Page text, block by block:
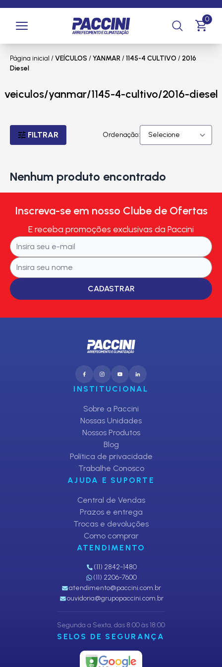
0
Página inicial /VEÍCULOS /YANMAR/1145-4 CULTIVO / 2016
Diesel
veiculos/yanmar/1145-4-cultivo/2016-diesel
FILTRAR Ordenação:
Nenhum produto encontrado
Inscreva-se em nosso Clube de Ofertas
E receba promoções exclusivas da Paccini
CADASTRAR
INSTITUCIONAL
Sobre a Paccini
Nossas Unidades
Nossos Produtos
Blog
Política de privacidade
Trabalhe Conosco
AJUDA E SUPORTE
Central de Vendas
Prazos e entrega
Trocas e devoluções
Como comprar
ATENDIMENTO
(11) 2842-1480
(11) 2206-7600
atendimento@paccini.com.br
ouvidoria@grupopaccini.com.br
Segunda a Sexta, das 8:00 às 18:00
SELOS DE SEGURANÇA